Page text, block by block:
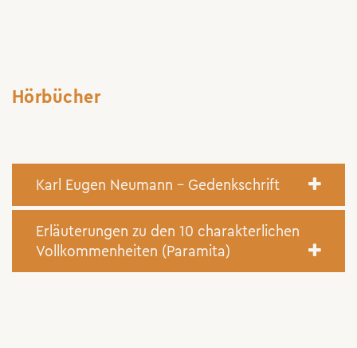
Hörbücher
Karl Eugen Neumann – Gedenkschrift
Erläuterungen zu den 10 charakterlichen
Vollkommenheiten (Paramita)